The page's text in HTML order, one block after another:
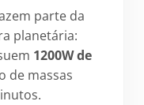
parte da
planetária:
1200W de
de massas